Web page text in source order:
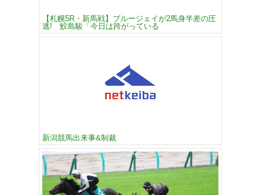
【札幌5R・新馬戦】ブルージェイが2馬身半差の圧
逃! 鮫島駿「今日は跨がっている
新潟競馬出来事&制裁